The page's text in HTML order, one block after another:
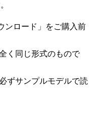
ンロード」をご購入前
く同じ形式のもので
ずサンプルモデルで読